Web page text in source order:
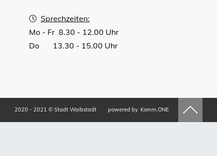
Sprechzeiten:
Mo - Fr 8.30 - 12.00 Uhr
Do 13.30 - 15.00 Uhr
2020 - 2021 © Stadt Waibstadt powered by Komm.ONE